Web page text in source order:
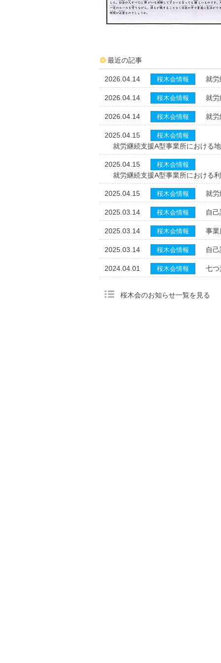
最近の記事
2026.04.14 桜木会情報 就労
2026.04.14 桜木会情報 就労
2026.04.14 桜木会情報 就労
2025.04.15 桜木会情報
就労継続支援A型事業所における
2025.04.15 桜木会情報
就労継続支援A型事業所における
2025.04.15 桜木会情報 就労
2025.03.14 桜木会情報 自
2025.03.14 桜木会情報 事
2025.03.14 桜木会情報 自
2024.04.01 桜木会情報 七
桜木会のお知らせ一覧を見る